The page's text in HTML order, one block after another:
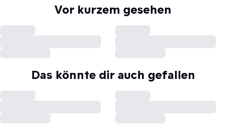
Vor kurzem gesehen
Das könnte dir auch gefallen